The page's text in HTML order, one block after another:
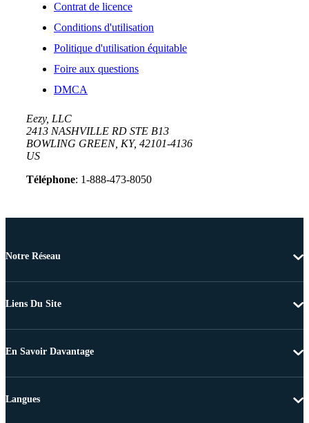
Contrat de licence
Conditions d'utilisation
Politique d'utilisation équitable
Foire aux questions
DMCA
Eezy, LLC
2413 NASHVILLE RD STE B13
BOWLING GREEN, KY, 42101-4136
US
Téléphone: 1-888-473-8050
Notre Réseau
Liens Du Site
En Savoir Davantage
Langues